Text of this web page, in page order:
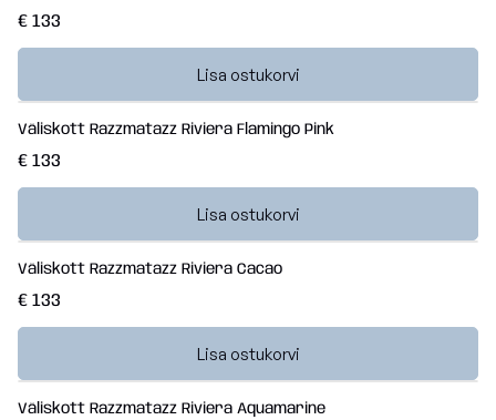
€ 133
Lisa ostukorvi
Väliskott Razzmatazz Riviera Flamingo Pink
€ 133
Lisa ostukorvi
Väliskott Razzmatazz Riviera Cacao
€ 133
Lisa ostukorvi
Väliskott Razzmatazz Riviera Aquamarine